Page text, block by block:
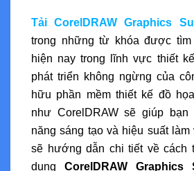
Tải CorelDRAW Graphics
trong những từ khóa được tìm
hiện nay trong lĩnh vực thiết
phát triển không ngừng của
hữu phần mềm thiết kế đồ
như CorelDRAW sẽ giúp
năng sáng tạo và hiệu suất
sẽ hướng dẫn chi tiết về cách
dụng CorelDRAW Graphics